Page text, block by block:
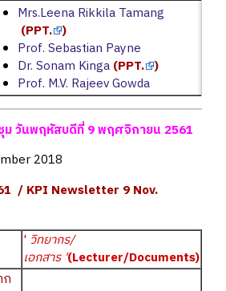
Mrs.Leena Rikkila Tamang
(PPT. )
Prof. Sebastian Payne
Dr. Sonam Kinga (PPT. )
Prof. M.V. Rajeev Gowda
ม วันพฤหัสบดีที่ 9 พฤศจิกายน 2561
2018
/ KPI Newsletter 9 Nov.
' วิทยากร/
เอกสาร '(Lecturer/Documents)
ก